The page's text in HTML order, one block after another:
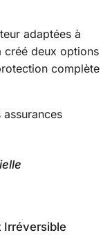
adaptées à
créé deux options
complète
Irréversible